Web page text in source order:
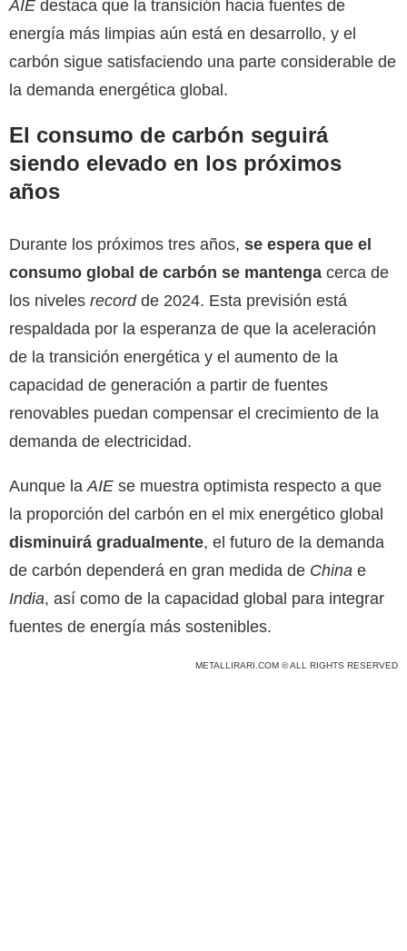
AIE destaca que la transición hacia fuentes de
energía más limpias aún está en desarrollo, y el
carbón sigue satisfaciendo una parte considerable de
la demanda energética global.
El consumo de carbón seguirá
siendo elevado en los próximos
años
Durante los próximos tres años, se espera que el
consumo global de carbón se mantenga cerca de
los niveles recordde 2024. Esta previsión está
respaldada por la esperanza de que la aceleración
de la transición energética y el aumento de la
capacidad de generación a partir de fuentes
renovables puedan compensar el crecimiento de la
demanda de electricidad.
Aunque la AIE se muestra optimista respecto a que
la proporción del carbón en el mix energético global
disminuirá gradualmente, el futuro de la demanda
de carbón dependerá en gran medida de China e
India, así como de la capacidad global para integrar
fuentes de energía más sostenibles.
METALLIRARI.COM © ALL RIGHTS RESERVED